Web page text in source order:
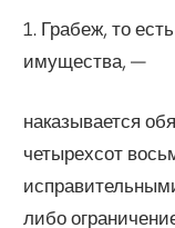
1. Грабеж, то
имущества, —
наказывается
четырехсот
либо